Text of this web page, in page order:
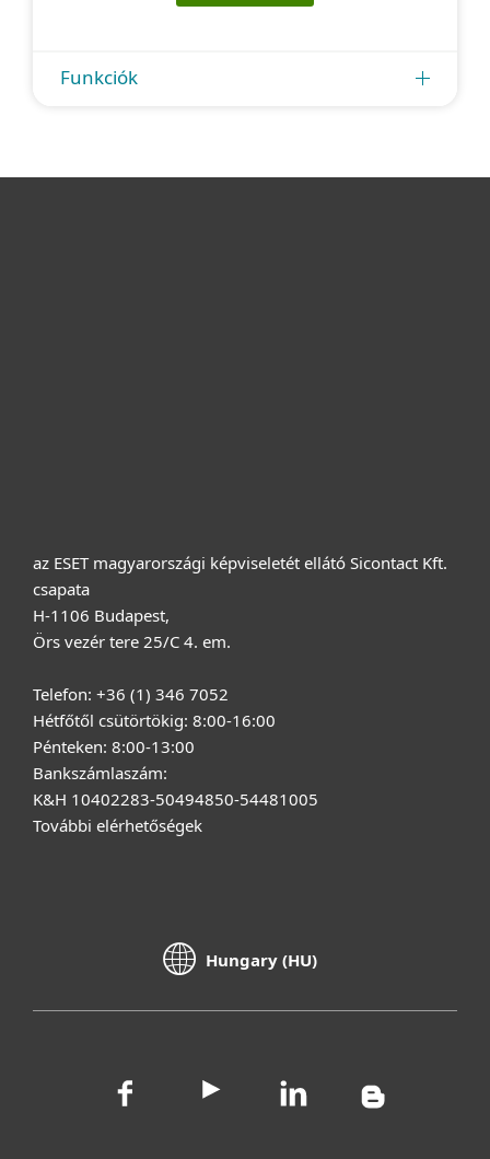
Funkciók
az ESET magyarországi képviseletét ellátó Sicontact Kft.
csapata
H-1106 Budapest,
Örs vezér tere 25/C 4. em.
Telefon: +36 (1) 346 7052
Hétfőtől csütörtökig: 8:00-16:00
Pénteken: 8:00-13:00
Bankszámlaszám:
K&H 10402283-50494850-54481005
További elérhetőségek
Hungary (HU)